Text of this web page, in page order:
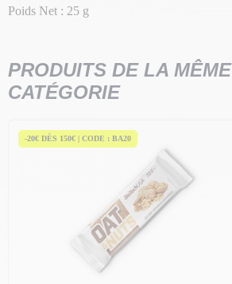
Poids Net : 25 g
PRODUITS DE LA MÊME
CATÉGORIE
-20€ DÈS 150€ | CODE : BA20